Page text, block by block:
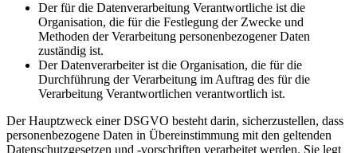
Der für die Datenverarbeitung Verantwortliche ist die
Organisation, die für die Festlegung der Zwecke und
Methoden der Verarbeitung personenbezogener Daten
zuständig ist.
Der Datenverarbeiter ist die Organisation, die für die
Durchführung der Verarbeitung im Auftrag des für die
Verarbeitung Verantwortlichen verantwortlich ist.
Der Hauptzweck einer DSGVO besteht darin, sicherzustellen, dass
personenbezogene Daten in Übereinstimmung mit den geltenden
Datenschutzgesetzen und -vorschriften verarbeitet werden. Sie legt